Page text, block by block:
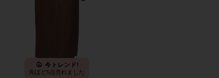
今トレンド!
先ほど5点売れました